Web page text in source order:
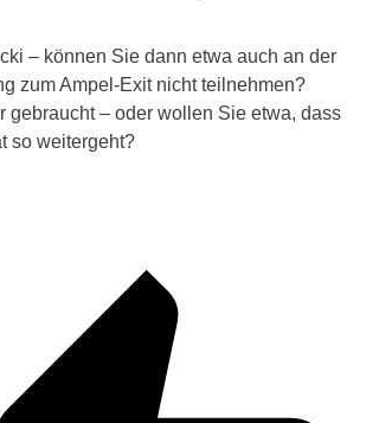
– können Sie dann etwa auch an der
zum Ampel-Exit nicht teilnehmen?
gebraucht – oder wollen Sie etwa, dass
so weitergeht?